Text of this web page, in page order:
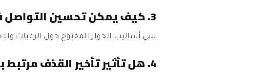
3. كيف يمكن تحسين التواصل في العلاقة؟
تبني أساليب الحوار المفتوح حول الرغبات
4. هل تأثير تأخير القذف مرتبط بالعمر؟